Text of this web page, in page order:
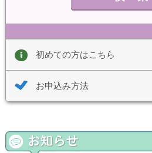
初めての方はこちら
お申込み方法